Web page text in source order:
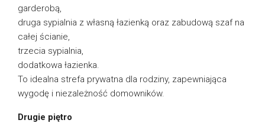
garderobą,
druga sypialnia z własną łazienką oraz zabudową szaf na
całej ścianie,
trzecia sypialnia,
dodatkowa łazienka.
To idealna strefa prywatna dla rodziny, zapewniająca
wygodę i niezależność domowników.
Drugie piętro